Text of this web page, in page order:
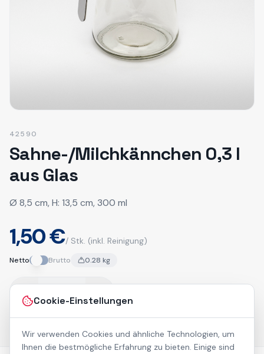
Cookie-Einstellungen
Wir verwenden Cookies und ähnliche Technologien, um
Ihnen die bestmögliche Erfahrung zu bieten. Einige sind
42590
Sahne-/Milchkännchen 0,3 l
aus Glas
Ø 8,5 cm, H: 13,5 cm, 300 ml
1,50 €/ Stk. (inkl. Reinigung)
Netto Brutto 0.28 kg